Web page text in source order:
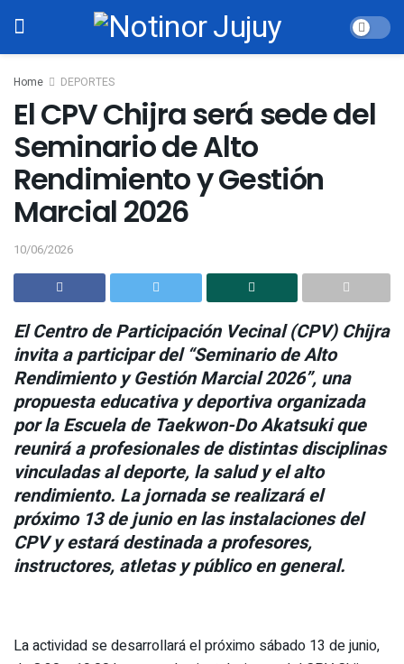
Home DEPORTES
El CPV Chijra será sede del
Seminario de Alto
Rendimiento y Gestión
Marcial 2026
10/06/2026
El Centro de Participación Vecinal (CPV) Chijra
invita a participar del “Seminario de Alto
Rendimiento y Gestión Marcial 2026”, una
propuesta educativa y deportiva organizada
por la Escuela de Taekwon-Do Akatsuki que
reunirá a profesionales de distintas disciplinas
vinculadas al deporte, la salud y el alto
rendimiento. La jornada se realizará el
próximo 13 de junio en las instalaciones del
CPV y estará destinada a profesores,
instructores, atletas y público en general.
La actividad se desarrollará el próximo sábado 13 de junio,